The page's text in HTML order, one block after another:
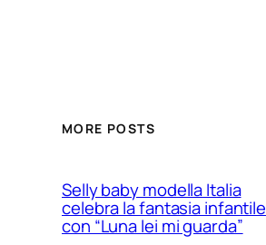
MORE POSTS
Selly baby modella Italia
celebra la fantasia infantile
con “Luna lei mi guarda”